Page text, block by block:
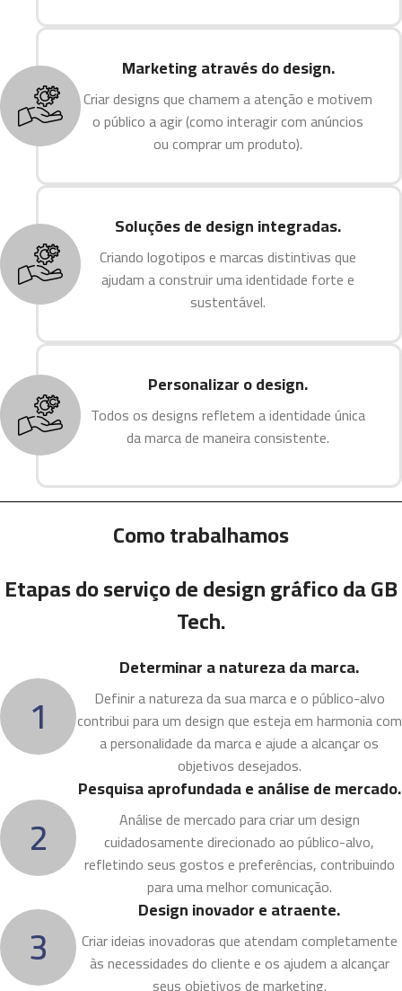
Marketing através do design.
Criar designs que chamem a atenção e motivem
o público a agir (como interagir com anúncios
ou comprar um produto).
Soluções de design integradas.
Criando logotipos e marcas distintivas que
ajudam a construir uma identidade forte e
sustentável.
Personalizar o design.
Todos os designs refletem a identidade única
da marca de maneira consistente.
Como trabalhamos
Etapas do serviço de design gráfico da GB
Tech.
1
Determinar a natureza da marca.
Definir a natureza da sua marca e o público-alvo
contribui para um design que esteja em harmonia com
a personalidade da marca e ajude a alcançar os
objetivos desejados.
2
Pesquisa aprofundada e análise de mercado.
Análise de mercado para criar um design
cuidadosamente direcionado ao público-alvo,
refletindo seus gostos e preferências, contribuindo
para uma melhor comunicação.
3
Design inovador e atraente.
Criar ideias inovadoras que atendam completamente
às necessidades do cliente e os ajudem a alcançar
seus objetivos de marketing.